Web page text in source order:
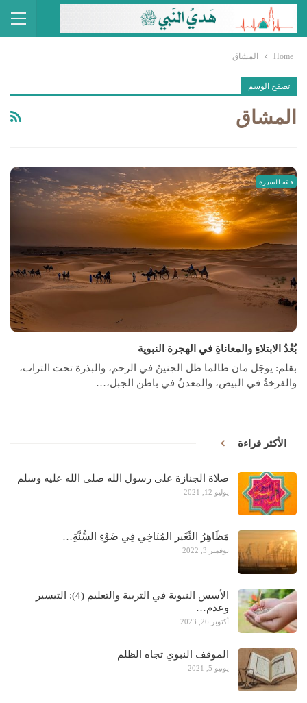
Home المشاق
تصفح الوسم
المشاق
فقه السيرة
بُعْدُ الابتلاءِ والمعاناةِ في الهجرة النبوية
بقلم: يوجَل مان طالما ظل الجنينُ في الرحم، والبذرة تحت التراب،
والفرخةُ في البيض، والمعدنُ في باطن الجبل،…
الأكثر قراءة
صلاة الجنازة على رسول الله صلى الله عليه وسلم
يوليو 12, 2021
مَظَاهِرُ التَّغَير المُنَاخِي فِي ضَوْءِ السُّنَّةِ…
نوفمبر 3, 2022
الأسس النبوية في التربية والتعليم (4): التيسير
وعدم…
أكتوبر 26, 2023
الموقف النبوي تجاه الظلم
يونيو 5, 2021